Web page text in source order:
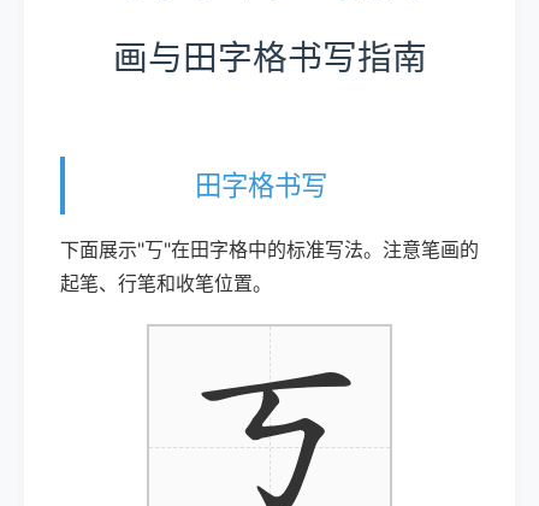
画与田字格书写指南
田字格书写
下面展示"丂"在田字格中的标准写法。注意笔画的
起笔、行笔和收笔位置。